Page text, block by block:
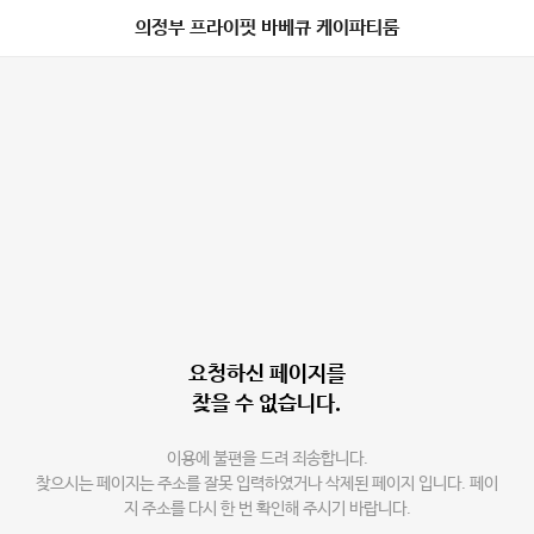
의정부 프라이핏 바베큐 케이파티룸
요청하신 페이지를
찾을 수 없습니다.
이용에 불편을 드려 죄송합니다.
찾으시는 페이지는 주소를 잘못 입력하였거나 삭제된 페이지 입니다. 페이
지 주소를 다시 한 번 확인해 주시기 바랍니다.